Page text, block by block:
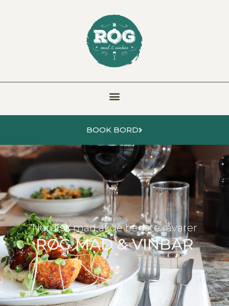
BOOK BORD
Nordisk mad af de bedste råvarer
RØG MAD & VINBAR